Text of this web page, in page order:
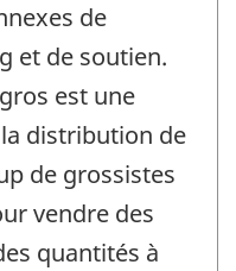
de
et de soutien.
est une
distribution de
de grossistes
vendre des
quantités à